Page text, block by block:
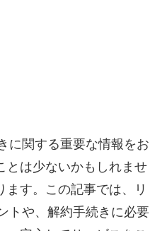
に関する重要な情報をお
とは少ないかもしれませ
す。この記事では、リ
トや、解約手続きに必要